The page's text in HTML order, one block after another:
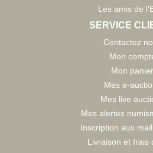
Les amis de
SERVICE
Contactez
Mon
Mon panier
Mes e-
Mes live
Mes alertes
Inscription aux
Livraison et frais